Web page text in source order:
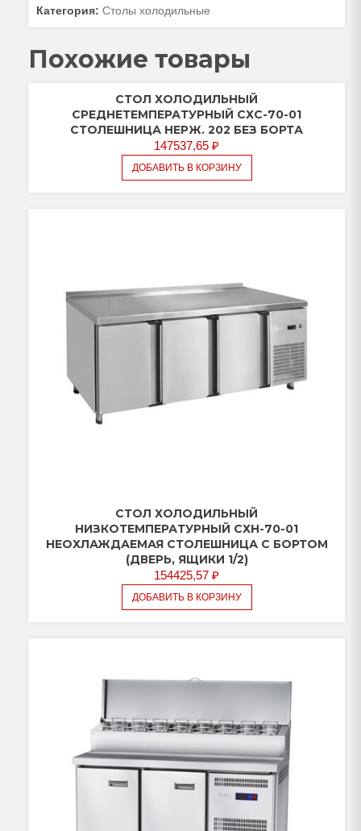
СХС-70-
столешница
(дверь,
ящики
Категория: Столы холодильные
Похожие товары
СТОЛ ХОЛОДИЛЬНЫЙ
СРЕДНЕТЕМПЕРАТУРНЫЙ СХС-70-01
СТОЛЕШНИЦА НЕРЖ. 202 БЕЗ БОРТА
147537,65 ₽
ДОБАВИТЬ В КОРЗИНУ
СТОЛ ХОЛОДИЛЬНЫЙ
НИЗКОТЕМПЕРАТУРНЫЙ СХН-70-01
НЕОХЛАЖДАЕМАЯ СТОЛЕШНИЦА С БОРТОМ
(ДВЕРЬ, ЯЩИКИ 1/2)
154425,57 ₽
ДОБАВИТЬ В КОРЗИНУ